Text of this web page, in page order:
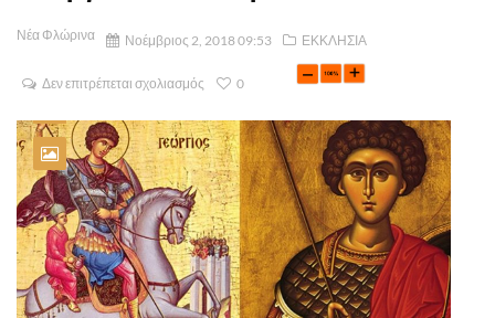
Νέα Φλώρινα Νοέμβριος 2, 2018 09:53 ΕΚΚΛΗΣΙΑ
Δεν επιτρέπεται σχολιασμός 0